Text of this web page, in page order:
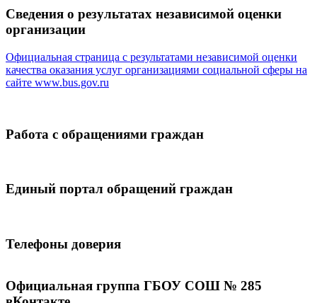
Сведения о результатах независимой оценки
организации
Официальная страница с результатами независимой оценки
качества оказания услуг организациями социальной сферы на
сайте www.bus.gov.ru
Работа с обращениями граждан
Единый портал обращений граждан
Телефоны доверия
Официальная группа ГБОУ СОШ № 285